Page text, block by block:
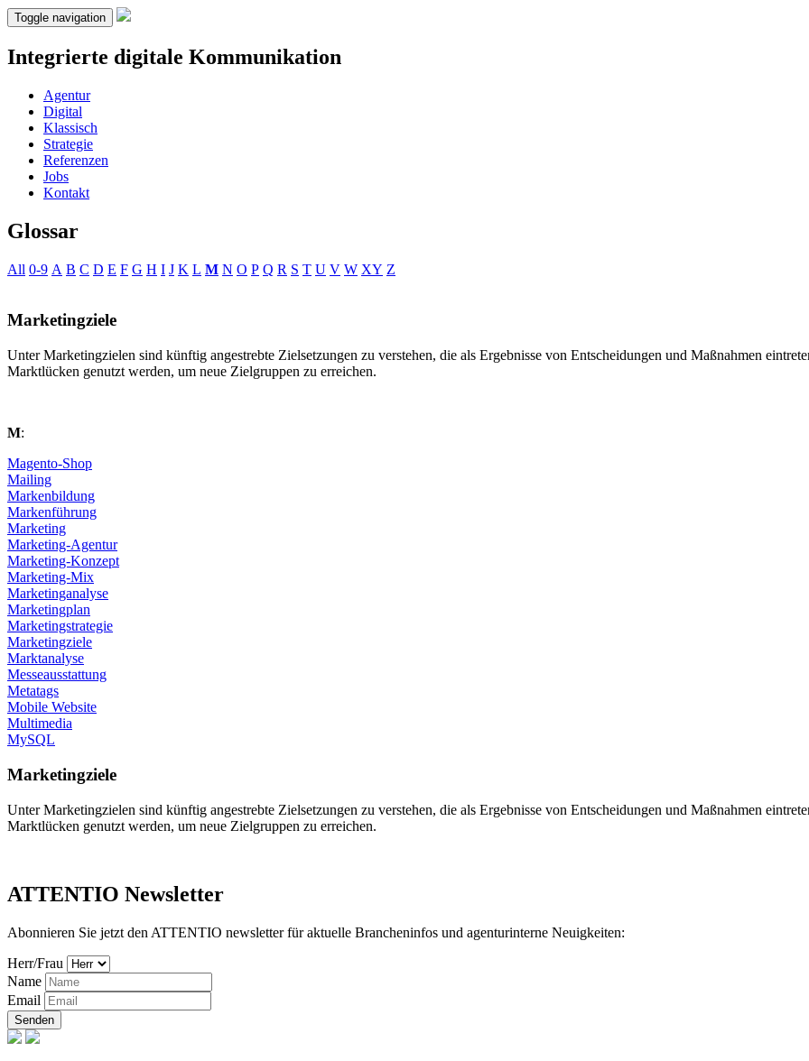
Toggle navigation
Integrierte digitale Kommunikation
Agentur
Digital
Klassisch
Strategie
Referenzen
Jobs
Kontakt
Glossar
All 0-9 A B C D E F G H I J K L M N O P Q R S T U V W XY Z
Marketingziele
Unter Marketingzielen sind künftig angestrebte Zielsetzungen zu verstehen, die als Ergebnisse von Entscheidungen und Maßnahmen
Marktlücken genutzt werden, um neue Zielgruppen zu erreichen.
M:
Magento-Shop
Mailing
Markenbildung
Markenführung
Marketing
Marketing-Agentur
Marketing-Konzept
Marketing-Mix
Marketinganalyse
Marketingplan
Marketingstrategie
Marketingziele
Marktanalyse
Messeausstattung
Metatags
Mobile Website
Multimedia
MySQL
Marketingziele
Unter Marketingzielen sind künftig angestrebte Zielsetzungen zu verstehen, die als Ergebnisse von Entscheidungen und Maßnahmen
Marktlücken genutzt werden, um neue Zielgruppen zu erreichen.
ATTENTIO Newsletter
Abonnieren Sie jetzt den ATTENTIO newsletter für aktuelle Brancheninfos und agenturinterne Neuigkeiten:
Herr/Frau
Name
Email
Senden